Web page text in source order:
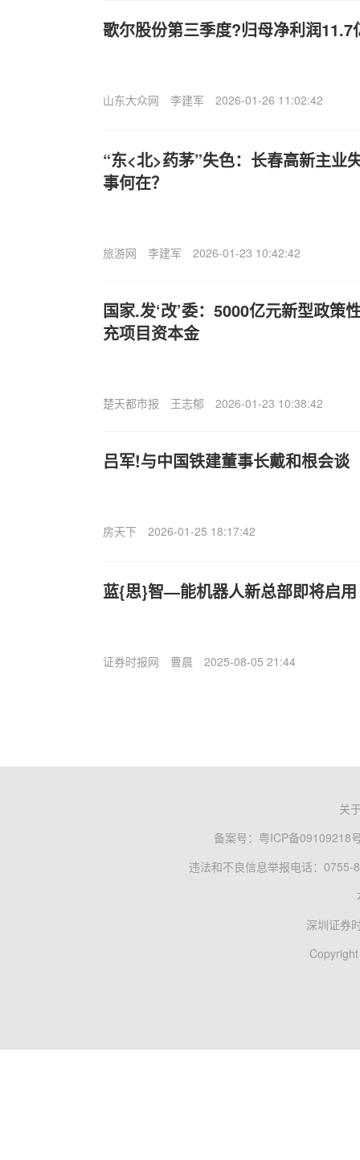
歌尔股份第三季度?归母净利润
山东大众网 李建军 2026-01-26 11:02:42
“东<北>药茅”失色：长春高新主业
事何在？
旅游网 李建军 2026-01-23 10:42:42
国家.发‘改’委：5000亿元新型政策
充项目资本金
楚天都市报 王志郁 2026-01-23 10:38:42
吕军!与中国铁建董事长戴和根会谈
房天下 2026-01-25 18:17:42
蓝{思}智—能机器人新总部即将启用
证券时报网 曹晨 2025-08-05 21:44
关
备案号： 粤ICP备09109218
违法和不良信息举报电话：0755-
深圳证券